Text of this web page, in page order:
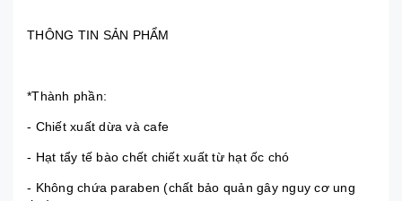
THÔNG TIN SẢN PHẨM
*Thành phần:
- Chiết xuất dừa và cafe
- Hạt tẩy tế bào chết chiết xuất từ hạt ốc chó
- Không chứa paraben (chất bảo quản gây nguy cơ ung